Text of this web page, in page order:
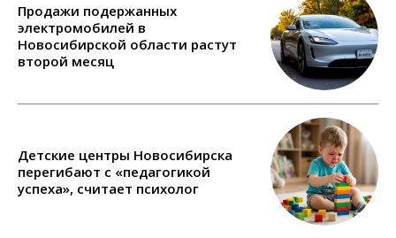
Продажи подержанных
электромобилей в
Новосибирской области растут
второй месяц
Детские центры Новосибирска
перегибают с «педагогикой
успеха», считает психолог